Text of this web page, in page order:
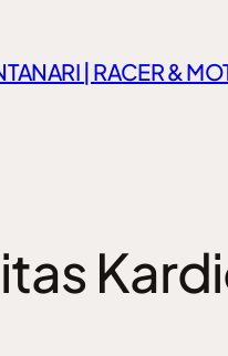
| RACER &